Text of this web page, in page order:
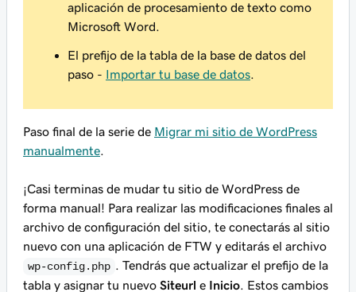
aplicación de procesamiento de texto como
Microsoft Word.
El prefijo de la tabla de la base de datos del
paso - Importar tu base de datos
Paso final de la serie de Migrar mi sitio de WordPress
manualmente
¡Casi terminas de mudar tu sitio de WordPress de
forma manual! Para realizar las modificaciones finales al
archivo de configuración del sitio, te conectarás al sitio
nuevo con una aplicación de FTW y editarás el archivo
wp-config.php
. Tendrás que actualizar el prefijo de la
tabla y asignar tu nuevo Siteurl e Inicio . Estos cambios